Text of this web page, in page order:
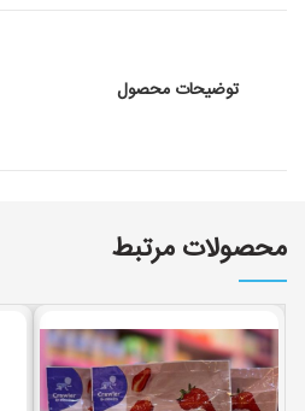
توضیحات محصول
محصولات مرتبط